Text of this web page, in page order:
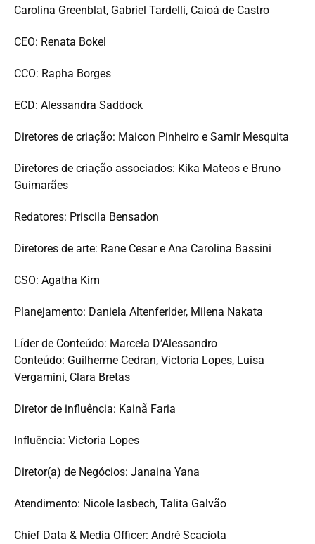
Carolina Greenblat, Gabriel Tardelli, Caioá de Castro
CEO: Renata Bokel
CCO: Rapha Borges
ECD: Alessandra Saddock
Diretores de criação: Maicon Pinheiro e Samir Mesquita
Diretores de criação associados: Kika Mateos e Bruno
Guimarães
Redatores: Priscila Bensadon
Diretores de arte: Rane Cesar e Ana Carolina Bassini
CSO: Agatha Kim
Planejamento: Daniela Altenferlder, Milena Nakata
Líder de Conteúdo: Marcela D’Alessandro
Conteúdo: Guilherme Cedran, Victoria Lopes, Luisa
Vergamini, Clara Bretas
Diretor de influência: Kainã Faria
Influência: Victoria Lopes
Diretor(a) de Negócios: Janaina Yana
Atendimento: Nicole Iasbech, Talita Galvão
Chief Data & Media Officer: André Scaciota